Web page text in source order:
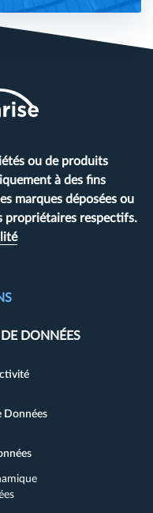
ou de produits
à des fins
marques déposées ou
propriétaires respectifs.
DONNÉES
Données